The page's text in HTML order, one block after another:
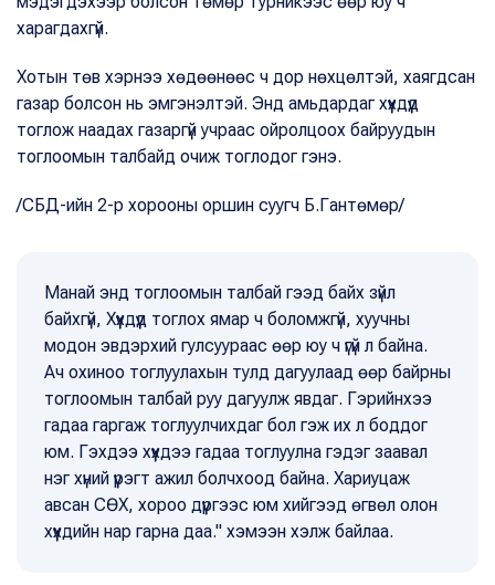
харагдахгүй.
Хотын төв хэрнээ хөдөөнөөс ч дор нөхцөлтэй, хаягдсан
газар болсон нь эмгэнэлтэй. Энд амьдардаг хүүхдүүд
тоглож наадах газаргүй учраас ойролцоох байруудын
тоглоомын талбайд очиж тоглодог гэнэ.
/СБД-ийн 2-р хорооны оршин суугч Б.Гантөмөр/
Манай энд тоглоомын талбай гээд байх зүйл
байхгүй, Хүүхдүүд тоглох ямар ч боломжгүй, хуучны
модон эвдэрхий гулсуураас өөр юу ч үгүй л байна.
Ач охиноо тоглуулахын тулд дагуулаад өөр байрны
тоглоомын талбай руу дагуулж явдаг. Гэрийнхээ
гадаа гаргаж тоглуулчихдаг бол гэж их л боддог
юм. Гэхдээ хүүхдээ гадаа тоглуулна гэдэг заавал
нэг хүний үүрэгт ажил болчхоод байна. Хариуцаж
авсан СӨХ, хороо дүүргээс юм хийгээд өгвөл олон
хүүхдийн нар гарна даа." хэмээн хэлж байлаа.